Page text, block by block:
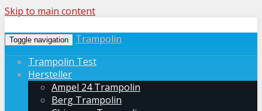
Skip to main content
Toggle navigation
Trampolin
Trampolin Test
Hersteller
Ampel 24 Trampolin
Berg Trampolin